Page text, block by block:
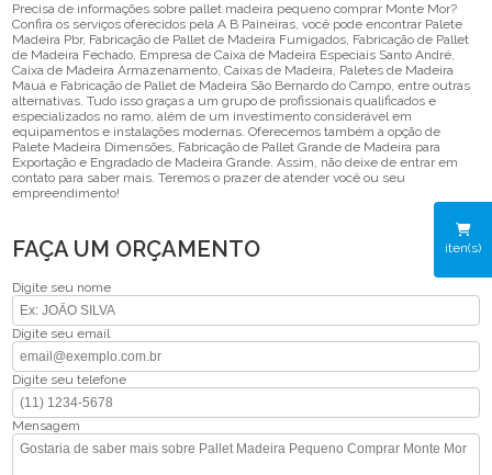
iten(s)
Precisa de informações sobre pallet madeira pequeno comprar Monte Mor?
Confira os serviços oferecidos pela A B Paineiras, você pode encontrar Palete
Madeira Pbr, Fabricação de Pallet de Madeira Fumigados, Fabricação de Pallet
de Madeira Fechado, Empresa de Caixa de Madeira Especiais Santo André,
Caixa de Madeira Armazenamento, Caixas de Madeira, Paletes de Madeira
Mauá e Fabricação de Pallet de Madeira São Bernardo do Campo, entre outras
alternativas. Tudo isso graças a um grupo de profissionais qualificados e
especializados no ramo, além de um investimento considerável em
equipamentos e instalações modernas. Oferecemos também a opção de
Palete Madeira Dimensões, Fabricação de Pallet Grande de Madeira para
Exportação e Engradado de Madeira Grande. Assim, não deixe de entrar em
contato para saber mais. Teremos o prazer de atender você ou seu
empreendimento!
FAÇA UM ORÇAMENTO
Digite seu nome
Digite seu email
Digite seu telefone
Mensagem